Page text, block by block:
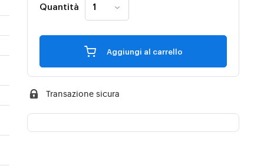
Quantità
Aggiungi al carrello
Transazione sicura